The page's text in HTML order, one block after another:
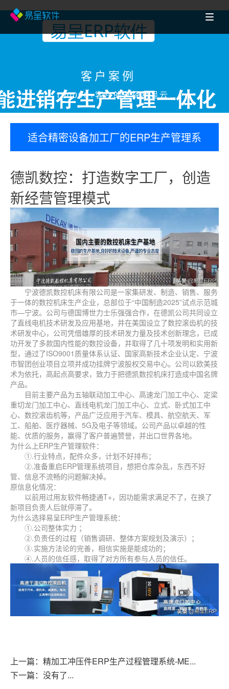
客户案例
100000+客户的选择易呈云
适合精密设备加工厂的ERP生产管理系
ERP软件服务好
德凯数控：打造数字工厂，创造
新经营管理模式
宁波德凯数控机床有限公司是一家集研发、制造、销售、服务
于一体的数控机床生产企业，总部位于“中国制造2025”试点示范城
市—宁波。公司与德国博世力士乐强强合作，在德凯公司共同设立
了直线电机技术研发及应用基地，并在美国设立了数控滚齿机的技
术研发中心，公司凭借雄厚的技术研发力量及技术创新理念，已成
功开发了多款国内性能的数控设备，并取得了几十项发明和实用新
型，通过了ISO9001质量体系认证、国家高新技术企业认定、宁波
市智团创业项目立项并成功挂牌宁波股权交易中心。公司以欧美技
术为依托，高起点高要求，致力于把德凯数控机床打造成中国名牌
产品。
目前主要产品为五轴联动加工中心、高速龙门加工中心、定梁
重切龙门加工中心、直线电机龙门加工中心、立式、卧式加工中
心、数控滚齿机等，产品广泛应用于汽车、模具、航空航天、军
工、船舶、医疗器械、5G及电子等领域。公司产品以卓越的性
能、优质的服务，赢得了客户普遍赞誉，并出口世界各地。
为什么上ERP生产管理软件：
①.行业特点，配件众多，计划不好排布；
②.准备重启ERP管理系统项目，想把仓库杂乱，东西不好
管、信息不流畅的问题解决掉。
原信息化情况：
以前用过用友软件畅捷通T+，因功能需求满足不了，在换了
新项目负责人后就停滞了。
为什么选择易呈ERP生产管理系统：
①.公司整体实力 ；
②.负责任的过程（销售调研、整体方案规划及演示）；
③.实施方法论的完善，相信实施是能成功的；
④.人员的信任感，取得了对方所有参与人员的信任。
上一篇：精加工冲压件ERP生产过程管理系统-ME...
下一篇：没有了...